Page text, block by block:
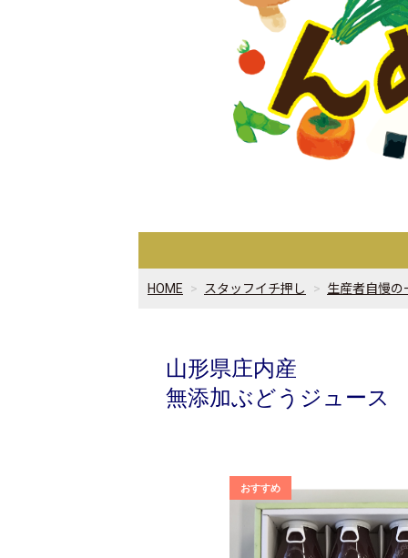
HOME スタッフイチ押し 生産者自慢の
山形県庄内産
無添加ぶどうジュー